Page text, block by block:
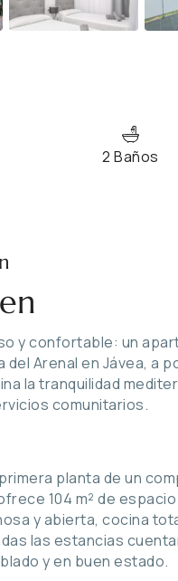
2 Baños
y confortable: un
del Arenal en Jávea, a
la tranquilidad
comunitarios.
planta de un
104 m² de
y abierta, cocina
las estancias
y en buen estado.